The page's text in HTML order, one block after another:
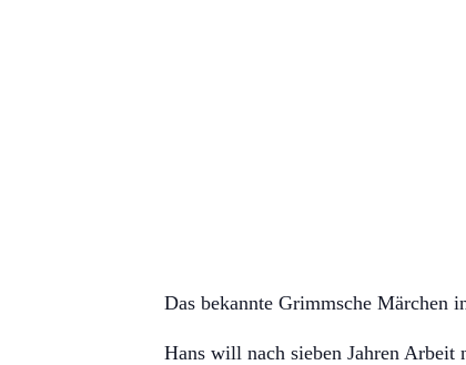
Das bekannte Grimmsche Märchen
Hans will nach sieben Jahren